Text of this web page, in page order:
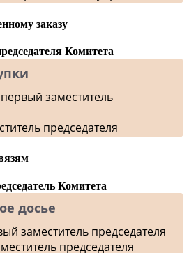
заказу
Комитета
заместитель
председателя
Комитета
досье
заместитель председателя
председателя